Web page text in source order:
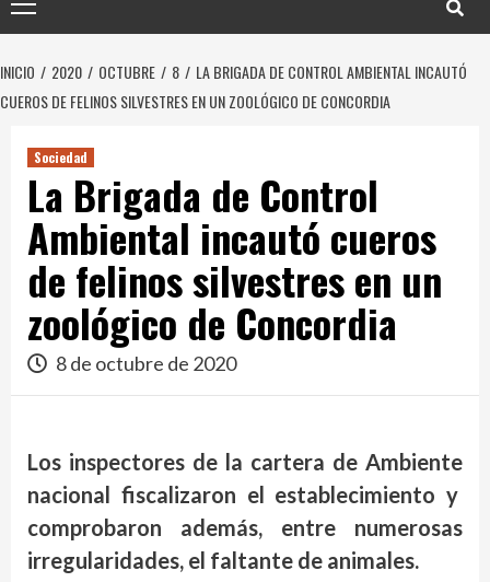
principal
INICIO 2020 OCTUBRE 8
LA BRIGADA DE CONTROL AMBIENTAL INCAUTÓ
CUEROS DE FELINOS SILVESTRES EN UN ZOOLÓGICO DE CONCORDIA
Sociedad
La Brigada de Control
Ambiental incautó cueros
de felinos silvestres en un
zoológico de Concordia
8 de octubre de 2020
Los inspectores de la cartera de Ambiente
nacional fiscalizaron el establecimiento y
comprobaron además, entre numerosas
irregularidades, el faltante de animales.